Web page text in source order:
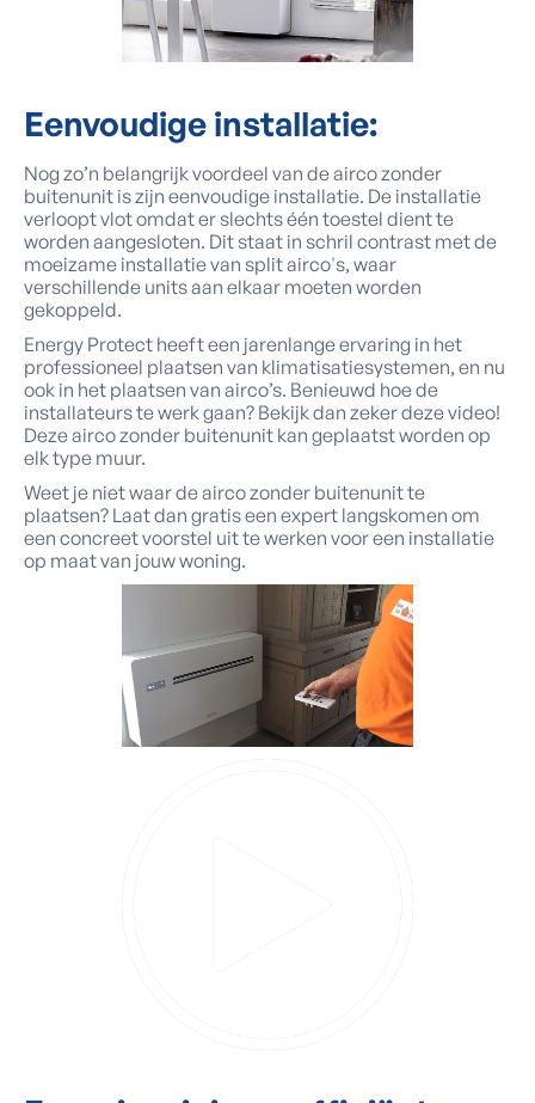
Eenvoudige installatie:
Nog zo’n belangrijk voordeel van de airco zonder
buitenunit is zijn eenvoudige installatie. De installatie
verloopt vlot omdat er slechts één toestel dient te
worden aangesloten. Dit staat in schril contrast met de
moeizame installatie van split airco's, waar
verschillende units aan elkaar moeten worden
gekoppeld.
Energy Protect heeft een jarenlange ervaring in het
professioneel plaatsen van klimatisatiesystemen, en nu
ook in het plaatsen van airco’s. Benieuwd hoe de
installateurs te werk gaan? Bekijk dan zeker deze video!
Deze airco zonder buitenunit kan geplaatst worden op
elk type muur.
Weet je niet waar de airco zonder buitenunit te
plaatsen? Laat dan gratis een expert langskomen om
een concreet voorstel uit te werken voor een installatie
op maat van jouw woning.